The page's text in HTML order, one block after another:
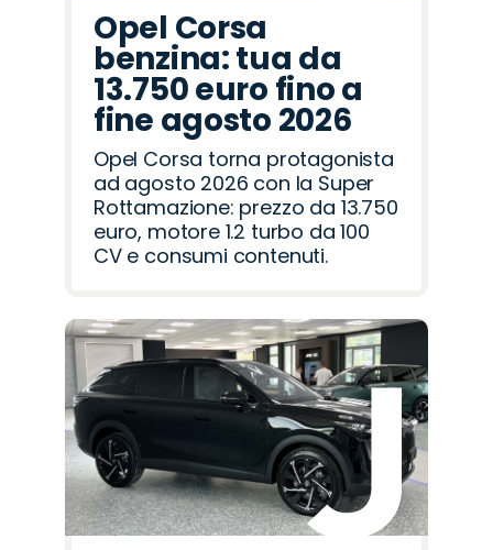
Opel Corsa
benzina: tua da
13.750 euro fino a
fine agosto 2026
Opel Corsa torna protagonista
ad agosto 2026 con la Super
Rottamazione: prezzo da 13.750
euro, motore 1.2 turbo da 100
CV e consumi contenuti.